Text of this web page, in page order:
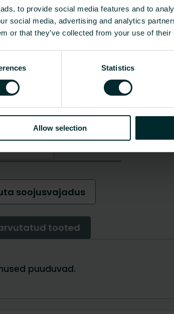
to provide social media features and to
social media, advertising and analytics
or that they’ve collected from your use of
Statistics
Allow selection